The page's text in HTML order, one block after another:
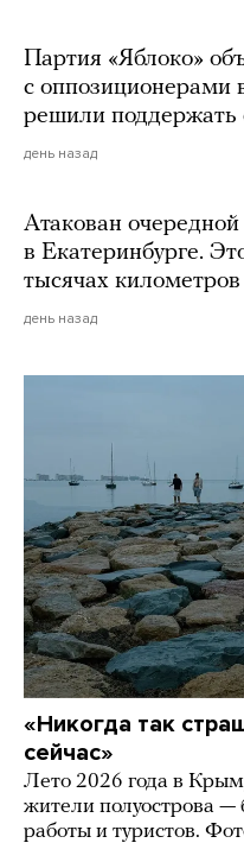
Партия «Яблоко»
с оппозиционерами
решили поддержать
день назад
Атакован
в Екатеринбурге.
тысячах
день назад
«Никогда так
сейчас»
Лето 2026 года в
жители полуострова —
работы и туристов.